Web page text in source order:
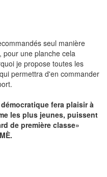
seul manière
pour une planche cela
je propose toutes les
permettra d'en commander
fera plaisir à
les plus jeunes, puissent
de première classe»